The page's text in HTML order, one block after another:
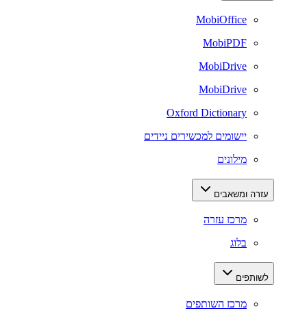
MobiOffice
MobiPDF
MobiDrive
MobiDrive
Oxford Dictionary
יישומים למכשירים ניידים
מילונים
עזרה ומשאבים
מרכז עזרה
בלוג
לשותפים
מרכז השותפים